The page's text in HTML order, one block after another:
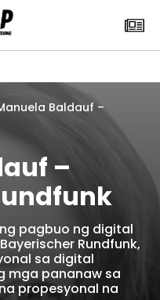
Baldauf –
–
pagbuo ng digital
Rundfunk,
sa digital
mga pananaw sa
propesyonal na